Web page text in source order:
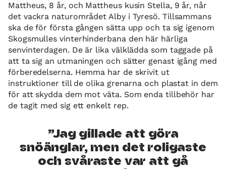
Mattheus, 8 år, och Mattheus kusin Stella, 9 år, når
det vackra naturområdet Alby i Tyresö. Tillsammans
ska de för första gången sätta upp och ta sig igenom
Skogsmulles vinterhinderbana den här härliga
senvinterdagen. De är lika välklädda som taggade på
att ta sig an utmaningen och sätter genast igång med
förberedelserna. Hemma har de skrivit ut
instruktioner till de olika grenarna och plastat in dem
för att skydda dem mot väta. Som enda tillbehör har
de tagit med sig ett enkelt rep.
Jag gillade att göra
snöänglar, men det roligaste
och svåraste var att gå